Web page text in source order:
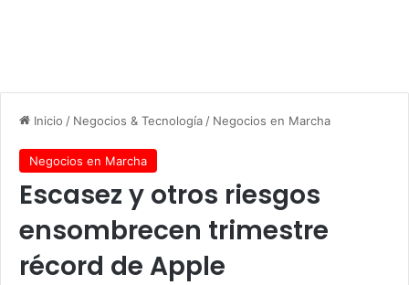
Inicio / Negocios & Tecnología / Negocios en Marcha
Negocios en Marcha
Escasez y otros riesgos
ensombrecen trimestre
récord de Apple